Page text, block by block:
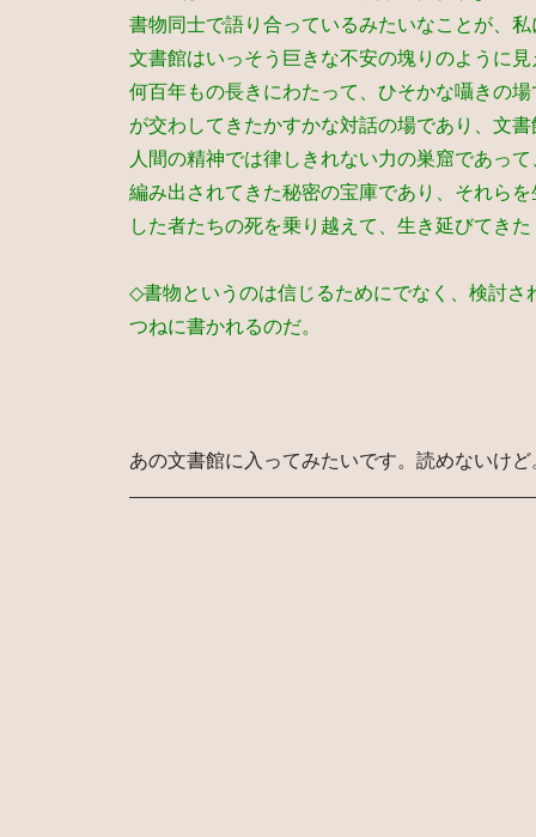
書物同士で語り合っているみたいなことが、
文書館はいっそう巨きな不安の塊りのように
何百年もの長きにわたって、ひそかな囁きの
が交わしてきたかすかな対話の場であり、文
人間の精神では律しきれない力の巣窟であっ
編み出されてきた秘密の宝庫であり、それら
した者たちの死を乗り越えて、生き延びてきた
◇書物というのは信じるためにでなく、検討さ
つねに書かれるのだ。
あの文書館に入ってみたいです。読めないけど